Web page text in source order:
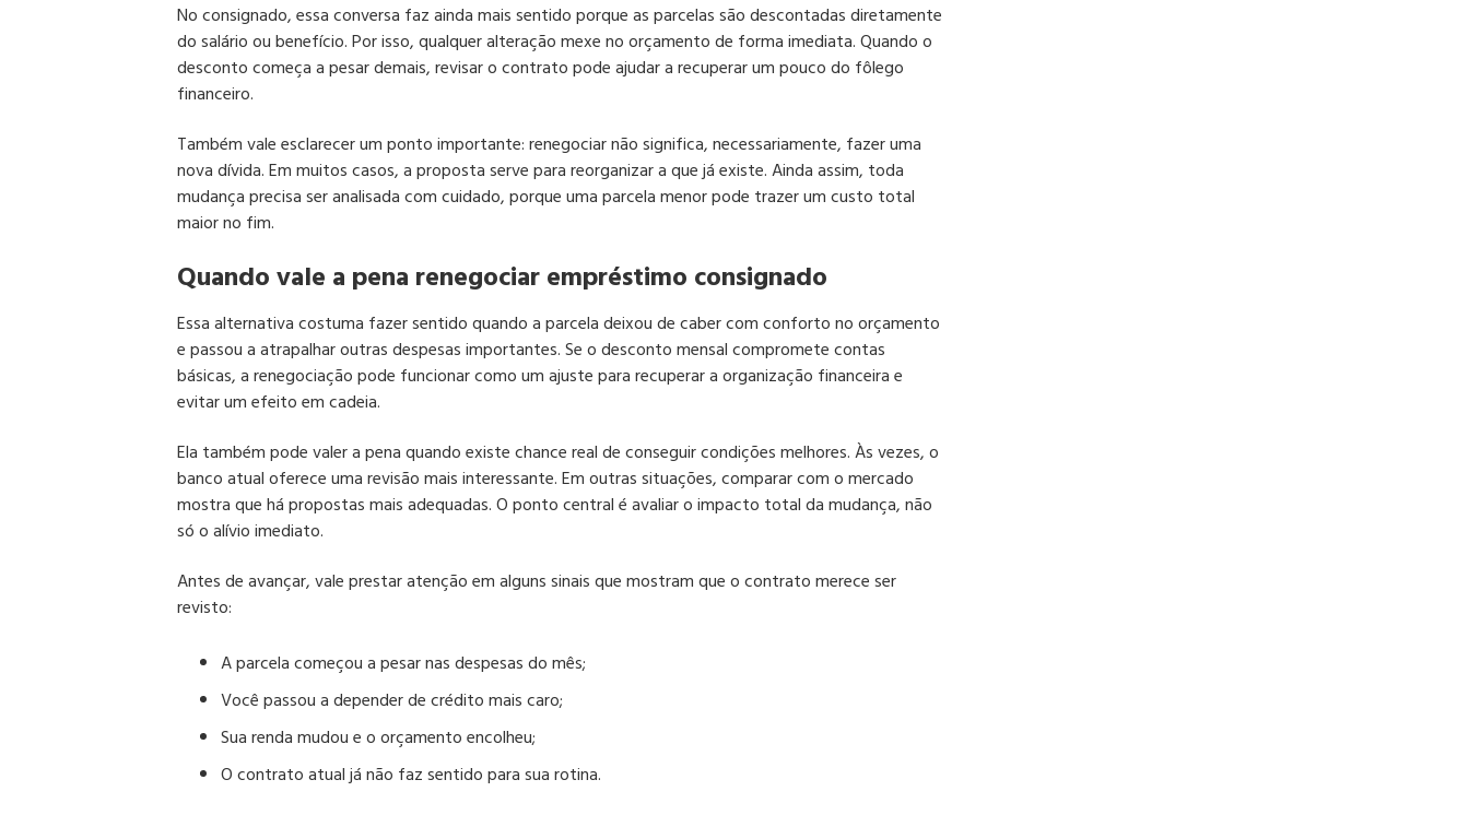
No consignado, essa conversa faz ainda mais sentido porque as parcelas são descontadas diretamente
do salário ou benefício. Por isso, qualquer alteração mexe no orçamento de forma imediata. Quando o
desconto começa a pesar demais, revisar o contrato pode ajudar a recuperar um pouco do fôlego
financeiro.
Também vale esclarecer um ponto importante: renegociar não significa, necessariamente, fazer uma
nova dívida. Em muitos casos, a proposta serve para reorganizar a que já existe. Ainda assim, toda
mudança precisa ser analisada com cuidado, porque uma parcela menor pode trazer um custo total
maior no fim.
Quando vale a pena renegociar empréstimo consignado
Essa alternativa costuma fazer sentido quando a parcela deixou de caber com conforto no orçamento
e passou a atrapalhar outras despesas importantes. Se o desconto mensal compromete contas
básicas, a renegociação pode funcionar como um ajuste para recuperar a organização financeira e
evitar um efeito em cadeia.
Ela também pode valer a pena quando existe chance real de conseguir condições melhores. Às vezes, o
banco atual oferece uma revisão mais interessante. Em outras situações, comparar com o mercado
mostra que há propostas mais adequadas. O ponto central é avaliar o impacto total da mudança, não
só o alívio imediato.
Antes de avançar, vale prestar atenção em alguns sinais que mostram que o contrato merece ser
revisto:
A parcela começou a pesar nas despesas do mês;
Você passou a depender de crédito mais caro;
Sua renda mudou e o orçamento encolheu;
O contrato atual já não faz sentido para sua rotina.